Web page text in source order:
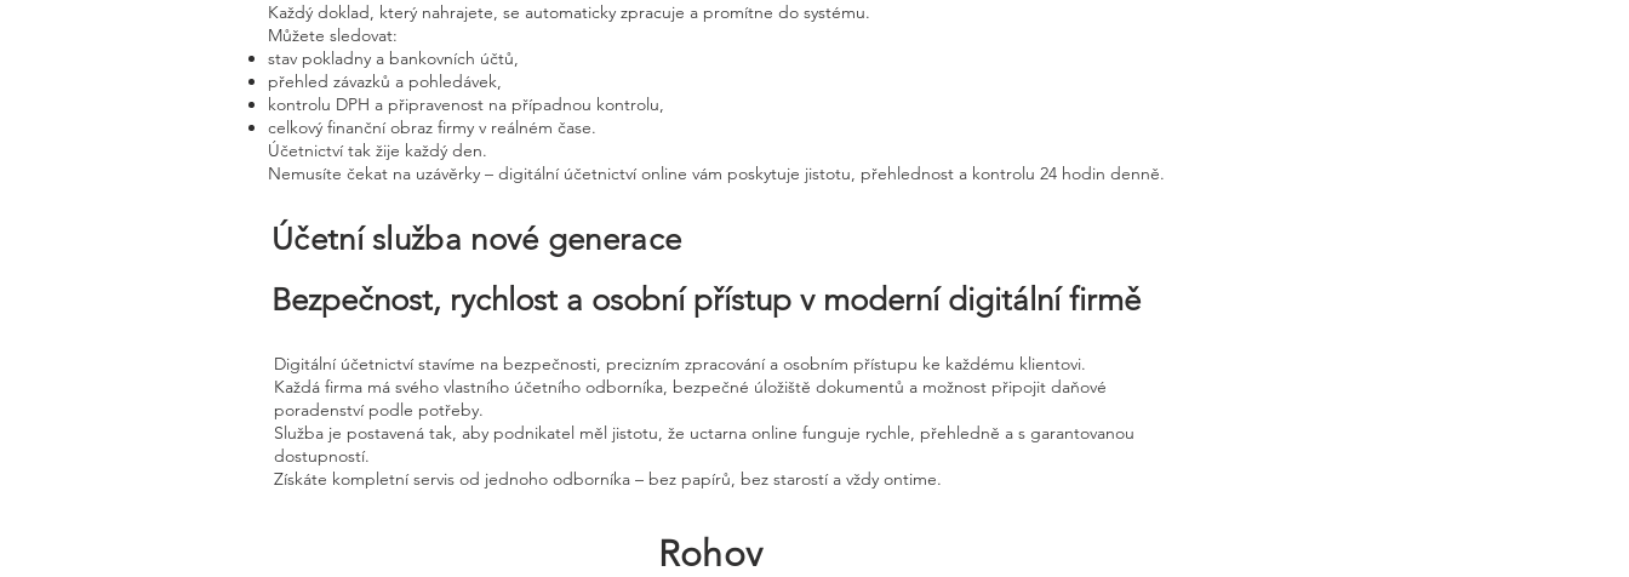
Každý doklad, který nahrajete, se automaticky zpracuje a promítne do systému.
Můžete sledovat:
stav pokladny a bankovních účtů,
přehled závazků a pohledávek,
kontrolu DPH a připravenost na případnou kontrolu,
celkový finanční obraz firmy v reálném čase.
Účetnictví tak žije každý den.
Nemusíte čekat na uzávěrky – digitální účetnictví online vám poskytuje jistotu, přehlednost a kontrolu 24 hodin denně.
Účetní služba nové generace
Bezpečnost, rychlost a osobní přístup v moderní digitální firmě
Digitální účetnictví stavíme na bezpečnosti, precizním zpracování a osobním přístupu ke každému klientovi.
Každá firma má svého vlastního účetního odborníka, bezpečné úložiště dokumentů a možnost připojit daňové
poradenství podle potřeby.
Služba je postavená tak, aby podnikatel měl jistotu, že uctarna online funguje rychle, přehledně a s garantovanou
dostupností.
Získáte kompletní servis od jednoho odborníka – bez papírů, bez starostí a vždy ontime.
Rohov